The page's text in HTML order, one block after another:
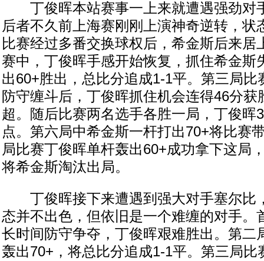
丁俊晖本站赛事一上来就遭遇强劲对
后者不久前上海赛刚刚上演神奇逆转，状
比赛经过多番交换球权后，希金斯后来居
赛中，丁俊晖手感开始恢复，抓住希金斯
出60+胜出，总比分追成1-1平。第三局比
防守缠斗后，丁俊晖抓住机会连得46分获
超。随后比赛两名选手各胜一局，丁俊晖
点。第六局中希金斯一杆打出70+将比赛
局比赛丁俊晖单杆轰出60+成功拿下这局
将希金斯淘汰出局。
丁俊晖接下来遭遇到强大对手塞尔比
态并不出色，但依旧是一个难缠的对手。
长时间防守争夺，丁俊晖艰难胜出。第二
轰出70+，将总比分追成1-1平。第三局比